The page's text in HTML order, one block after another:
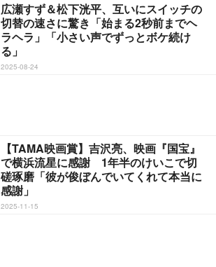
広瀬すず＆松下洸平、互いにスイッチの
切替の速さに驚き「始まる2秒前までヘ
ラヘラ」「小さい声でずっとボケ続け
る」
2025-08-24
【TAMA映画賞】吉沢亮、映画『国宝』
で横浜流星に感謝 1年半のけいこで切
磋琢磨「彼が俊ぼんでいてくれて本当に
感謝」
2025-11-15